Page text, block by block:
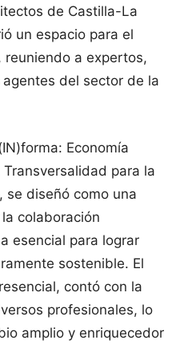
de Castilla-La
un espacio para el
reuniendo a expertos,
del sector de la
Economía
para la
se diseñó como una
colaboración
esencial para lograr
sostenible. El
contó con la
profesionales, lo
amplio y enriquecedor